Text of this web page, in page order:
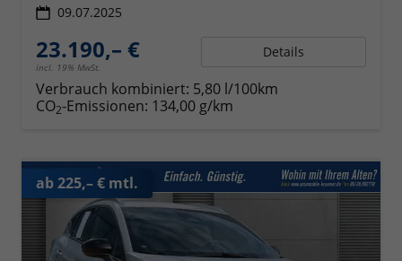
09.07.2025
23.190,– €
incl. 19% MwSt.
Details
Verbrauch kombiniert: 5,80 l/100km
CO2-Emissionen: 134,00 g/km
ab 225,– € mtl.